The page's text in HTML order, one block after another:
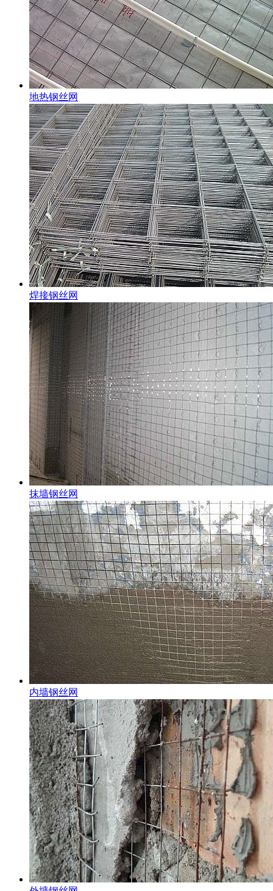
地热钢丝网
焊接钢丝网
抹墙钢丝网
内墙钢丝网